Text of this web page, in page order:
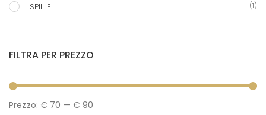
SPILLE (1)
FILTRA PER PREZZO
P
P
Prezzo:€ 70 — € 90